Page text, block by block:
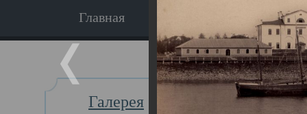
Главная
Галерея
Главная